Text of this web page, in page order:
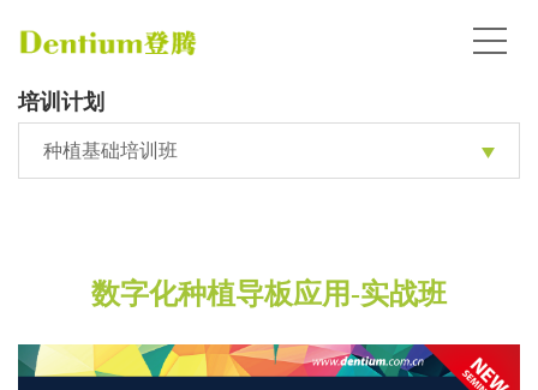
培训计划
种植基础培训班
数字化种植导板应用-实战班